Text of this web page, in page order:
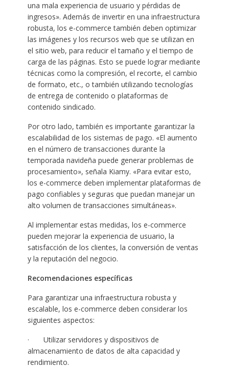
una mala experiencia de usuario y pérdidas de
ingresos». Además de invertir en una infraestructura
robusta, los e-commerce también deben optimizar
las imágenes y los recursos web que se utilizan en
el sitio web, para reducir el tamaño y el tiempo de
carga de las páginas. Esto se puede lograr mediante
técnicas como la compresión, el recorte, el cambio
de formato, etc., o también utilizando tecnologías
de entrega de contenido o plataformas de
contenido sindicado.
Por otro lado, también es importante garantizar la
escalabilidad de los sistemas de pago. «El aumento
en el número de transacciones durante la
temporada navideña puede generar problemas de
procesamiento», señala Kiamy. «Para evitar esto,
los e-commerce deben implementar plataformas de
pago confiables y seguras que puedan manejar un
alto volumen de transacciones simultáneas».
Al implementar estas medidas, los e-commerce
pueden mejorar la experiencia de usuario, la
satisfacción de los clientes, la conversión de ventas
y la reputación del negocio.
Recomendaciones específicas
Para garantizar una infraestructura robusta y
escalable, los e-commerce deben considerar los
siguientes aspectos:
· Utilizar servidores y dispositivos de
almacenamiento de datos de alta capacidad y
rendimiento.